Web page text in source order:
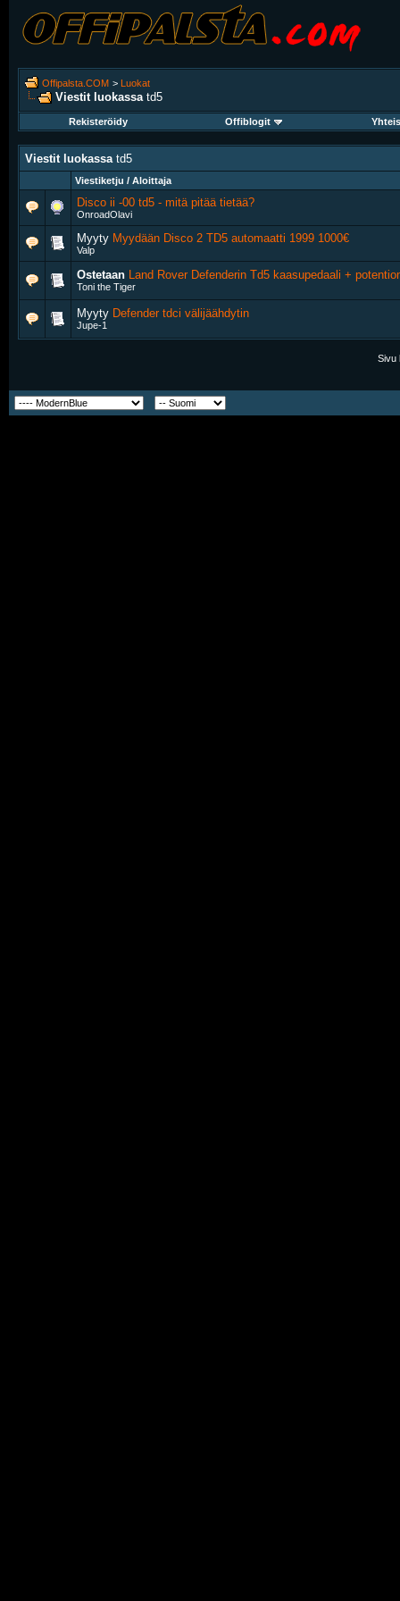
Offipalsta.COM > Luokat
Viestit luokassa td5
Rekisteröidy Offiblogit
Viestit luokassa td5
Viestiketju / Aloittaja
Disco ii -00 td5 - mitä pitää tietää?
OnroadOlavi
Myyty Myydään Disco 2 TD5 automaatti 1999 1000€
Valp
Ostetaan Land Rover Defenderin Td5 kaasupedaali +
Toni the Tiger
Myyty Defender tdci välijäähdytin
Jupe-1
Sivu